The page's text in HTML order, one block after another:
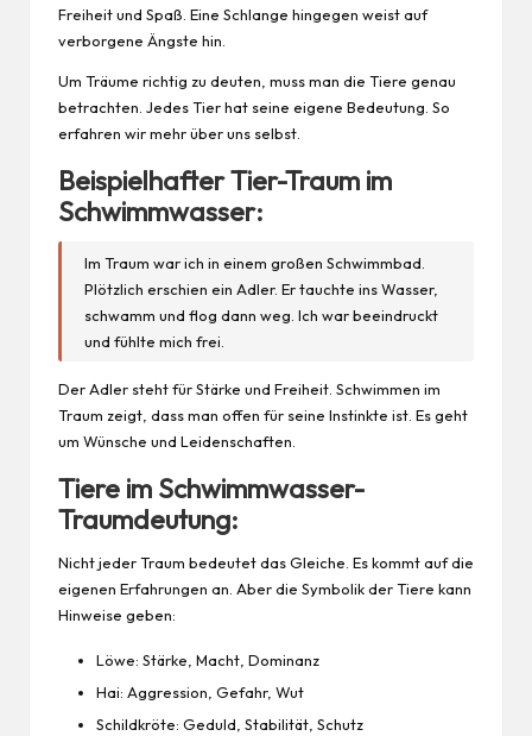
Freiheit und Spaß. Eine Schlange hingegen weist auf
verborgene Ängste hin.
Um Träume richtig zu deuten, muss man die Tiere genau
betrachten. Jedes Tier hat seine eigene Bedeutung. So
erfahren wir mehr über uns selbst.
Beispielhafter Tier-Traum im
Schwimmwasser:
Im Traum war ich in einem großen Schwimmbad.
Plötzlich erschien ein Adler. Er tauchte ins Wasser,
schwamm und flog dann weg. Ich war beeindruckt
und fühlte michfrei
Der Adler steht für Stärke und Freiheit. Schwimmen im
Traum zeigt, dass man offen für seine Instinkte ist. Es geht
um Wünsche und Leidenschaften.
Tiere im Schwimmwasser-
Traumdeutung:
Nicht jeder Traum bedeutet das Gleiche. Es kommt auf die
eigenen Erfahrungen an. Aber die Symbolik der Tiere kann
Hinweise geben:
Löwe: Stärke, Macht, Dominanz
Hai: Aggression, Gefahr, Wut
Schildkröte: Geduld, Stabilität, Schutz